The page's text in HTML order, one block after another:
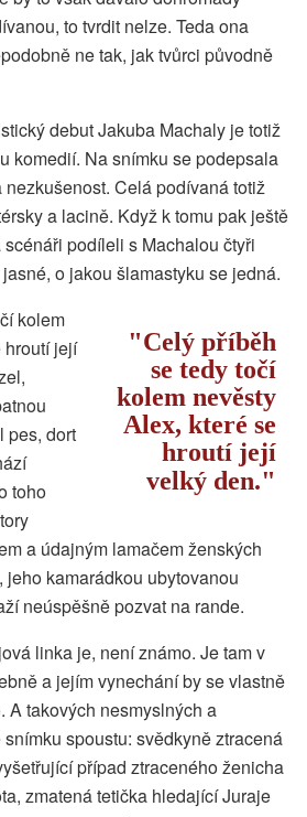
to tvrdit nelze. Teda ona
ne tak, jak tvůrci původně
debut Jakuba Machaly je totiž
komedií. Na snímku se podepsala
Celá podívaná totiž
a lacině. Když k tomu pak ještě
podíleli s Machalou čtyři
o jakou šlamastyku se jedná.
Celý příběh
se tedy točí
kolem nevěsty
Alex, které se
hroutí její
velký den.
kolem
hroutí její
pes, dort
toho
a údajným lamačem ženských
kamarádkou ubytovanou
neúspěšně pozvat na rande.
linka je, není známo. Je tam v
a jejím vynechání by se vlastně
A takových nesmyslných a
spoustu: svědkyně ztracená
případ ztraceného ženicha
zmatená tetička hledající Juraje